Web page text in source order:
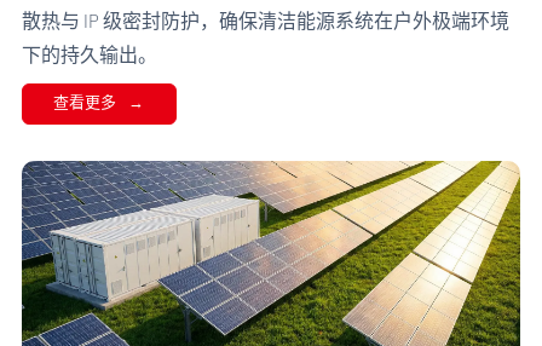
散热与 IP 级密封防护，确保清洁能源系统在户外极端环境
下的持久输出。
查看更多